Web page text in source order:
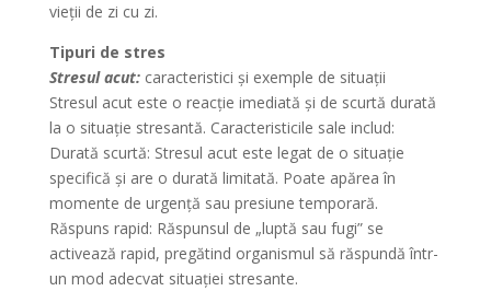
vieții de zi cu zi.
Tipuri de stres
Stresul acut:caracteristici și exemple de situații
Stresul acut este o reacție imediată și de scurtă durată
la o situație stresantă. Caracteristicile sale includ:
Durată scurtă: Stresul acut este legat de o situație
specifică și are o durată limitată. Poate apărea în
momente de urgență sau presiune temporară.
Răspuns rapid: Răspunsul de „luptă sau fugi” se
activează rapid, pregătind organismul să răspundă într-
un mod adecvat situației stresante.